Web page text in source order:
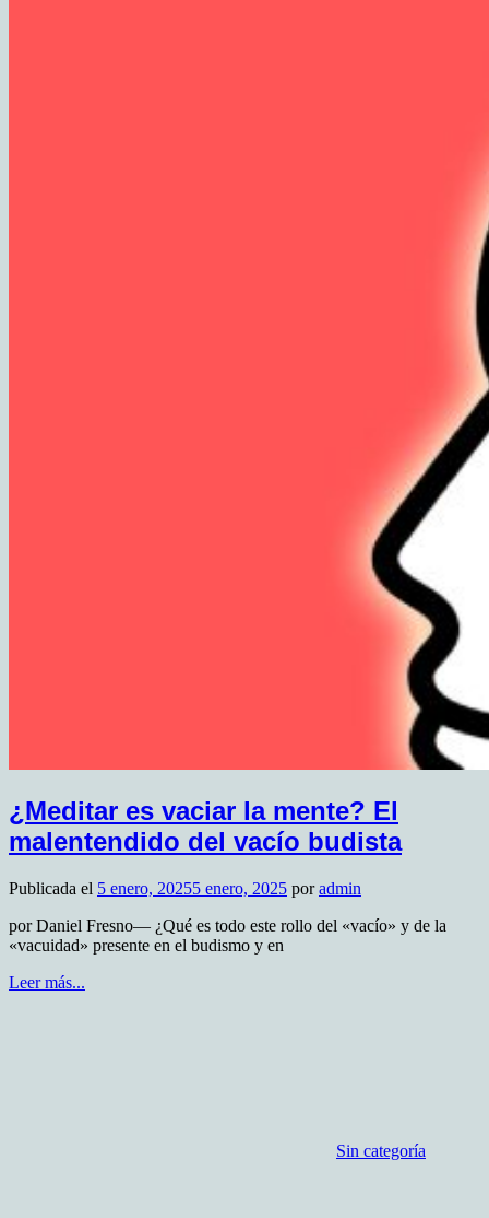
¿Meditar es vaciar la mente? El
malentendido del vacío budista
Publicada el 5 enero, 20255 enero, 2025 poradmin
por Daniel Fresno— ¿Qué es todo este rollo del «vacío» y de la
«vacuidad» presente en el budismo y en
Leer más...
Sin categoría